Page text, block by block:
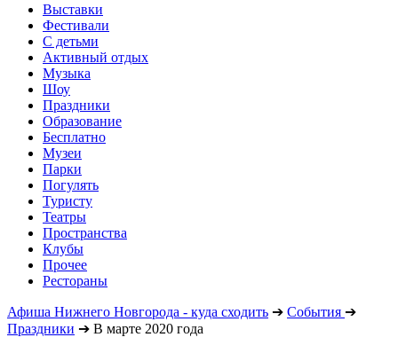
Выставки
Фестивали
С детьми
Активный отдых
Музыка
Шоу
Праздники
Образование
Бесплатно
Музеи
Парки
Погулять
Туристу
Театры
Пространства
Клубы
Прочее
Рестораны
Афиша Нижнего Новгорода - куда сходить ➔ События ➔
Праздники ➔ В марте 2020 года